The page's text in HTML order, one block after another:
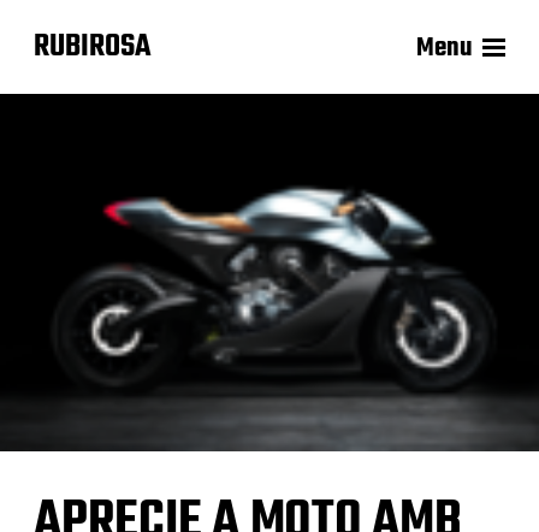
RUBIROSA Menu